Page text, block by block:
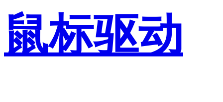
鼠标驱动